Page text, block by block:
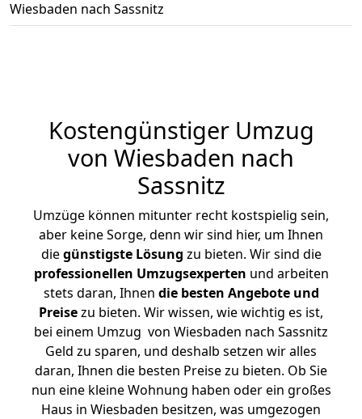
Wiesbaden nach Sassnitz
Kostengünstiger Umzug
von Wiesbaden nach
Sassnitz
Umzüge können mitunter recht kostspielig sein,
aber keine Sorge, denn wir sind hier, um Ihnen
diegünstigste Lösung zu bieten. Wir sind die
professionellen Umzugsexperten und arbeiten
stets daran, Ihnen die besten Angebote und
Preisezu bieten. Wir wissen, wie wichtig es ist,
bei einem Umzug von Wiesbaden nach Sassnitz
Geld zu sparen, und deshalb setzen wir alles
daran, Ihnen die besten Preise zu bieten. Ob Sie
nun eine kleine Wohnung haben oder ein großes
Haus in Wiesbaden besitzen, was umgezogen